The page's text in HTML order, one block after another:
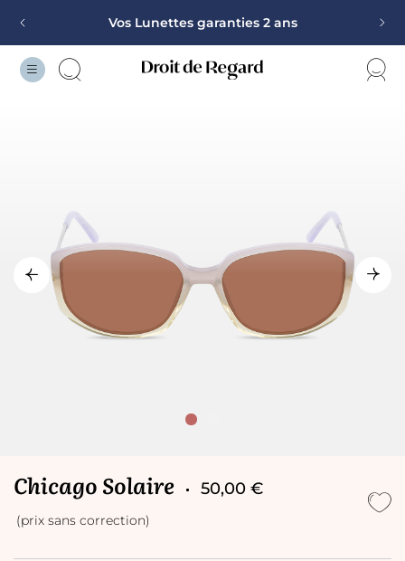
Vos Lunettes garanties 2 ans
Monture offerte sur la deuxième paire
100% remboursé pour toutes mutuelles et toutes
Chicago Solaire 50,00 €
(prix sans correction)